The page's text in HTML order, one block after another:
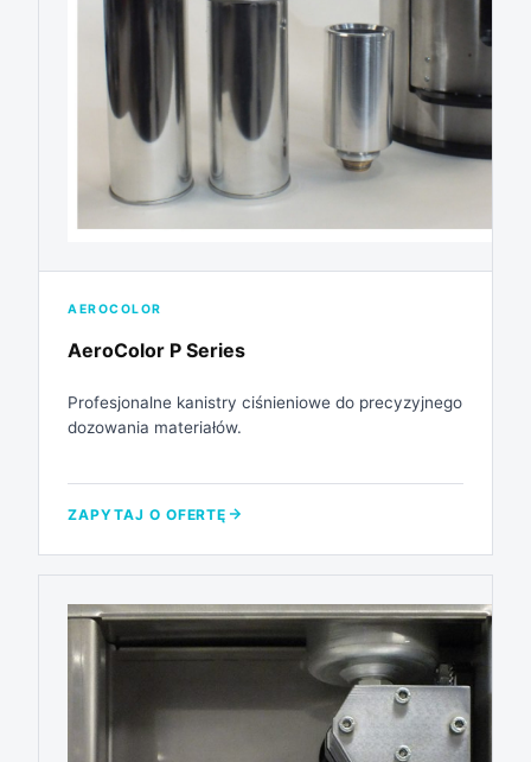
AEROCOLOR
AeroColor P Series
Profesjonalne kanistry ciśnieniowe do precyzyjnego
dozowania materiałów.
ZAPYTAJ O OFERTĘ